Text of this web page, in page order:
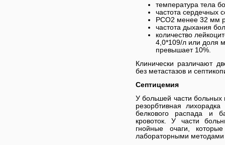
температура тела
частота сердечных
РСО2 менее 32 мм
частота дыхания
количество
4,0*109/л или доля
превышает 10%.
Клинически различают
без метастазов и
Септицемия
У большей части больных
резорбтивная
белкового распада и
кровоток. У части
гнойные очаги,
лабораторными методами